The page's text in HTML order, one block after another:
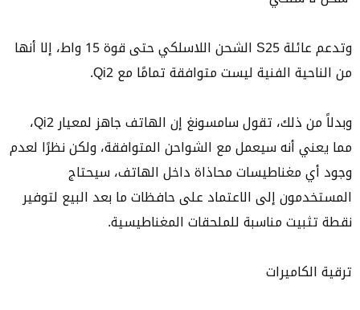
وتدعم عائلة S25 الشحن اللاسلكي حتى قوة 15 واط، إلا أنها
من الناحية الفنية ليست متوافقة تمامًا مع Qi2.
وبدلاً من ذلك، تقول سامسونغ إن الهاتف جاهز لمعيار Qi2،
مما يعني أنه سيعمل مع الشواحن المتوافقة، ولكن نظرًا لعدم
وجود أي مغناطيسات محاذاة داخل الهاتف، سيحتاج
المستخدمون إلى الاعتماد على حافظات ما بعد البيع لتوفير
نقطة تثبيت مناسبة للملحقات المغناطيسية.
ترقية الكاميرات